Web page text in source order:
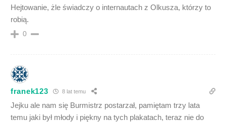
Hejtowanie, żle świadczy o internautach z Olkusza, którzy to
robią.
0
franek123 8 lat temu
Jejku ale nam się Burmistrz postarzał, pamiętam trzy lata
temu jaki był młody i piękny na tych plakatach, teraz nie do